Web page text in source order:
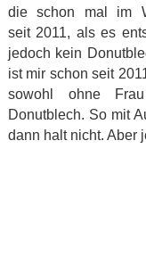
die schon mal im
seit 2011, als es
jedoch kein
ist mir schon seit
sowohl ohne
Donutblech. So mit
dann halt nicht. Aber